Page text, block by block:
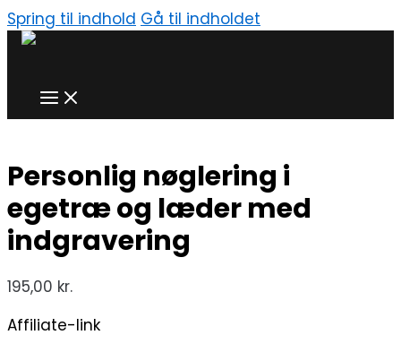
Spring til indhold Gå til indholdet
Personlig nøglering i
egetræ og læder med
indgravering
195,00 kr.
Affiliate-link